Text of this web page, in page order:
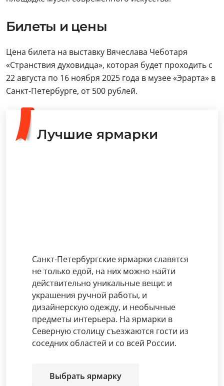
Билеты и цены
Цена билета на выставку Вячеслава Чеботаря
«Странствия духовидца», которая будет проходить с
22 августа по 16 ноября 2025 года в музее «Эрарта» в
Санкт-Петербурге, от 500 рублей.
Лучшие ярмарки
Санкт-Петербургские ярмарки славятся
украшения ручной работы, и